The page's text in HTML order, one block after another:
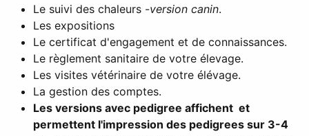
Le suivi des chaleurs -version canin.
Les expositions
Le certificat d'engagement et de connaissances.
Le règlement sanitaire de votre élevage.
Les visites vétérinaire de votre élévage.
La gestion des comptes.
Les versions avec pedigree affichent et
permettent l'impression des pedigrees sur 3-4